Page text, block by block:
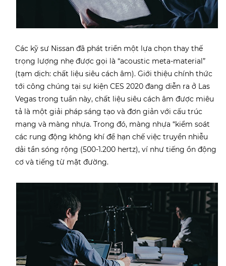
Các kỹ sư Nissan đã phát triển một lựa chọn thay thế
trọng lượng nhẹ được gọi là “acoustic meta-material”
(tạm dịch: chất liệu siêu cách âm). Giới thiệu chính thức
tới công chúng tại sự kiện CES 2020 đang diễn ra ở Las
Vegas trong tuần này, chất liệu siêu cách âm được miêu
tả là một giải pháp sáng tạo và đơn giản với cấu trúc
mạng và màng nhựa. Trong đó, màng nhựa “kiểm soát
các rung động không khí để hạn chế việc truyền nhiễu
dải tần sóng rộng (500-1.200 hertz), ví như tiếng ồn động
cơ và tiếng từ mặt đường.